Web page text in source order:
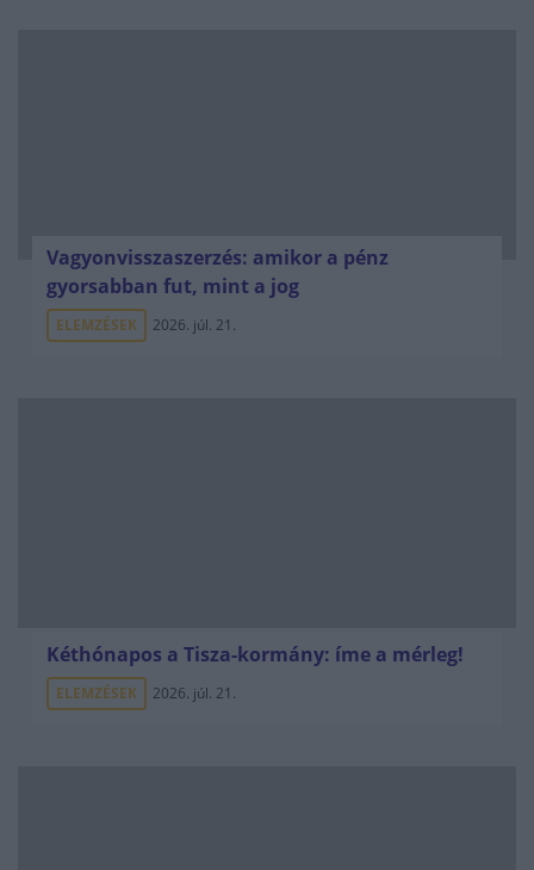
Vagyonvisszaszerzés: amikor a pénz
gyorsabban fut, mint a jog
ELEMZÉSEK 2026. júl. 21.
Kéthónapos a Tisza-kormány: íme a mérleg!
ELEMZÉSEK 2026. júl. 21.